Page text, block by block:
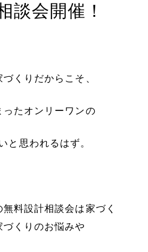
談会開催！
くりだからこそ、
ったオンリーワンの
と思われるはず。
料設計相談会は家づく
づくりのお悩みや